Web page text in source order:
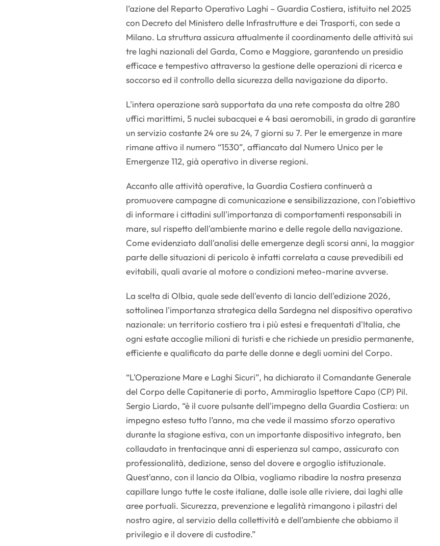
l’azione del Reparto Operativo Laghi – Guardia Costiera, istituito nel 2025
con Decreto del Ministero delle Infrastrutture e dei Trasporti, con sede a
Milano. La struttura assicura attualmente il coordinamento delle attività sui
tre laghi nazionali del Garda, Como e Maggiore, garantendo un presidio
efficace e tempestivo attraverso la gestione delle operazioni di ricerca e
soccorso ed il controllo della sicurezza della navigazione da diporto.
L'intera operazione sarà supportata da una rete composta da oltre 280
uffici marittimi, 5 nuclei subacquei e 4 basi aeromobili, in grado di garantire
un servizio costante 24 ore su 24, 7 giorni su 7. Per le emergenze in mare
rimane attivo il numero “1530”, affiancato dal Numero Unico per le
Emergenze 112, già operativo in diverse regioni.
Accanto alle attività operative, la Guardia Costiera continuerà a
promuovere campagne di comunicazione e sensibilizzazione, con l'obiettivo
di informare i cittadini sull'importanza di comportamenti responsabili in
mare, sul rispetto dell'ambiente marino e delle regole della navigazione.
Come evidenziato dall'analisi delle emergenze degli scorsi anni, la maggior
parte delle situazioni di pericolo è infatti correlata a cause prevedibili ed
evitabili, quali avarie al motore o condizioni meteo-marine avverse.
La scelta di Olbia, quale sede dell'evento di lancio dell'edizione 2026,
sottolinea l'importanza strategica della Sardegna nel dispositivo operativo
nazionale: un territorio costiero tra i più estesi e frequentati d'Italia, che
ogni estate accoglie milioni di turisti e che richiede un presidio permanente,
efficiente e qualificato da parte delle donne e degli uomini del Corpo.
“L'Operazione Mare e Laghi Sicuri”, ha dichiarato il Comandante Generale
del Corpo delle Capitanerie di porto, Ammiraglio Ispettore Capo (CP) Pil.
Sergio Liardo, “è il cuore pulsante dell'impegno della Guardia Costiera: un
impegno esteso tutto l’anno, ma che vede il massimo sforzo operativo
durante la stagione estiva, con un importante dispositivo integrato, ben
collaudato in trentacinque anni di esperienza sul campo, assicurato con
professionalità, dedizione, senso del dovere e orgoglio istituzionale.
Quest'anno, con il lancio da Olbia, vogliamo ribadire la nostra presenza
capillare lungo tutte le coste italiane, dalle isole alle riviere, dai laghi alle
aree portuali. Sicurezza, prevenzione e legalità rimangono i pilastri del
nostro agire, al servizio della collettività e dell'ambiente che abbiamo il
privilegio e il dovere di custodire.”